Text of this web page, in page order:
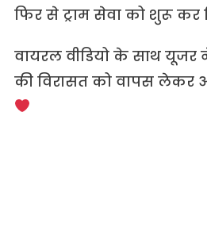
फिर से ट्राम सेवा को शुरू कर
वायरल वीडियो के साथ यूजर
की विरासत को वापस लेकर